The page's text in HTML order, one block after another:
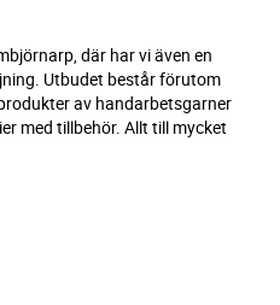
där har vi även en
Utbudet består förutom
av handarbetsgarner
med tillbehör. Allt till mycket